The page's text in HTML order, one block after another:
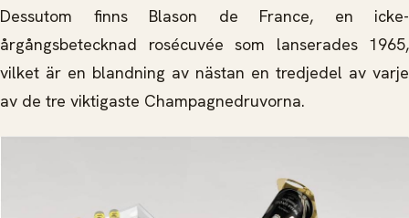
Dessutom finns Blason de France, en icke-
årgångsbetecknad rosécuvée som lanserades 1965,
vilket är en blandning av nästan en tredjedel av varje
av de tre viktigaste Champagnedruvorna.